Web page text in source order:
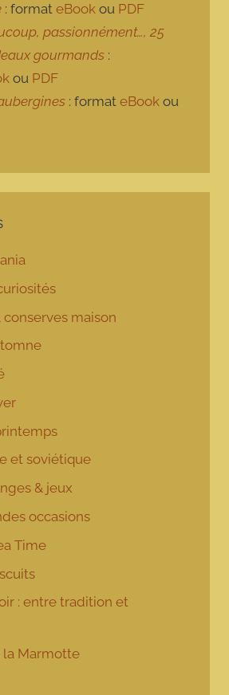
: formateBook ou PDF
passionnément…, 25
gourmands :
ou PDF
: formateBook ou
maison
et soviétique
& jeux
occasions
Time
: entre tradition et
la Marmotte